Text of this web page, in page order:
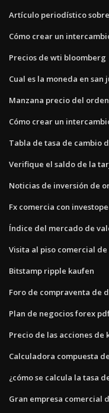
Artículo periodístico
Cómo crear un
Precios de wti bloomberg
Cual es la moneda en
Manzana precio del
Cómo crear un
Tabla de tasa de cambio
Verifique el saldo de la
Noticias de inversión de
Fx comercia con
Índice del mercado de
Visita al piso comercial
Bitstamp ripple kaufen
Foro de compraventa de
Plan de negocios forex
Precio de las acciones de
Calculadora compuesta
¿cómo se calcula la tasa
Gran empresa comercial